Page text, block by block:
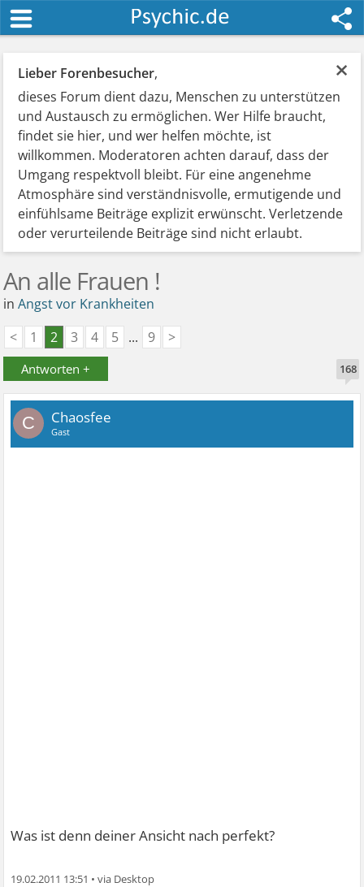
×
Lieber Forenbesucher,
dieses Forum dient dazu, Menschen zu unterstützen
und Austausch zu ermöglichen. Wer Hilfe braucht,
findet sie hier, und wer helfen möchte, ist
willkommen. Moderatoren achten darauf, dass der
Umgang respektvoll bleibt. Für eine angenehme
Atmosphäre sind verständnisvolle, ermutigende und
einfühlsame Beiträge explizit erwünscht. Verletzende
oder verurteilende Beiträge sind nicht erlaubt.
An alle Frauen !
inAngst vor Krankheiten
<
1 2 3 4 5 ... 9 >
Antworten + 168
C Chaosfee
Gast
Was ist denn deiner Ansicht nach perfekt?
19.02.2011 13:51 •